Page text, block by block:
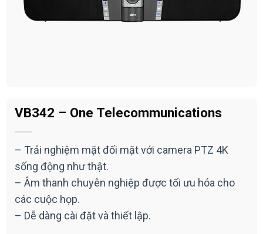
VB342 – One Telecommunications
– Trải nghiệm mặt đối mặt với camera PTZ 4K
sống động như thật.
– Âm thanh chuyên nghiệp được tối ưu hóa cho
các cuộc họp.
– Dễ dàng cài đặt và thiết lập.